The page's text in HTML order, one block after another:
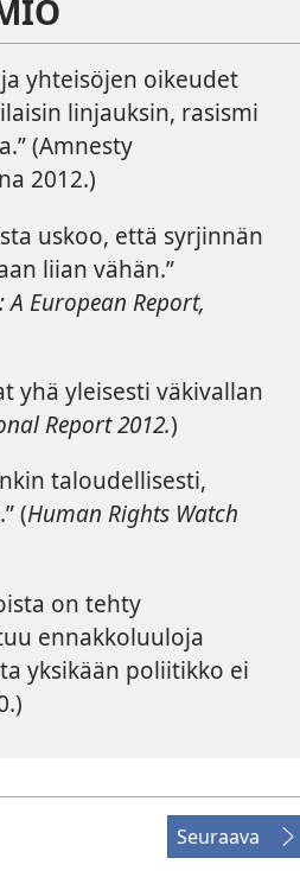
yhteisöjen oikeudet
linjauksin, rasismi
(Amnesty
2012.)
uskoo, että syrjinnän
liian vähän.”
European Report,
yhä yleisesti väkivallan
Report 2012.)
taloudellisesti,
(Human Rights Watch
on tehty
ennakkoluuloja
yksikään poliitikko ei
Seuraava